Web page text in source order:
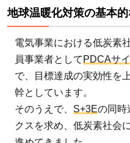
2
球
温
暖
化
対
策
地球温暖化対策の基本
電気事業における低炭素
員事業者として PDCAサ
で、目標達成の実効性を
幹としています。
そのうえで、 S+3Eの同時
クスを求め、低炭素社会